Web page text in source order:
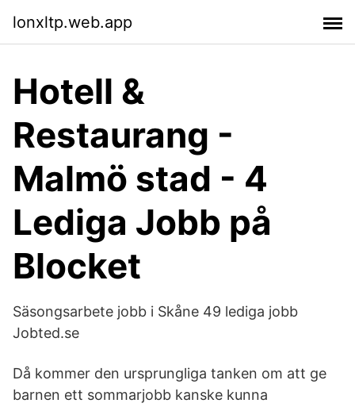
lonxltp.web.app
Hotell &
Restaurang -
Malmö stad - 4
Lediga Jobb på
Blocket
Säsongsarbete jobb i Skåne 49 lediga jobb
Jobted.se
Då kommer den ursprungliga tanken om att ge
barnen ett sommarjobb kanske kunna